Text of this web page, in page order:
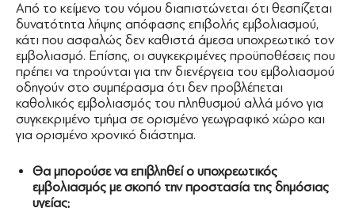
Από το κείμενο του νόμου διαπιστώνεται ότι θεσπίζεται
δυνατότητα λήψης απόφασης επιβολής εμβολιασμού,
κάτι που ασφαλώς δεν καθιστά άμεσα υποχρεωτικό τον
εμβολιασμό. Επίσης, οι συγκεκριμένες προϋποθέσεις που
πρέπει να τηρούνται για την διενέργεια του εμβολιασμού
οδηγούν στο συμπέρασμα ότι δεν προβλέπεται
καθολικός εμβολιασμός του πληθυσμού αλλά μόνο για
συγκεκριμένο τμήμα σε ορισμένο γεωγραφικό χώρο και
για ορισμένο χρονικό διάστημα.
Θα μπορούσε να επιβληθεί ο υποχρεωτικός
εμβολιασμός με σκοπό την προστασία της δημόσιας
υγείας;